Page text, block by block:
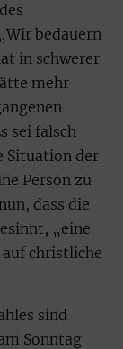
bedauern
in schwerer
mehr
sei falsch
Situation der
Person zu
dass die
„eine
christliche
sind
Sonntag